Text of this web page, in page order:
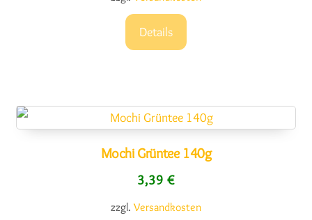
Details
Mochi Grüntee 140g
3,39 €
zzgl. Versandkosten